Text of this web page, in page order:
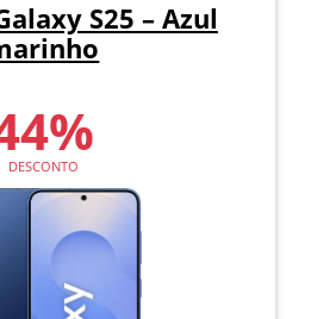
S25 – Azul
DESCONTO